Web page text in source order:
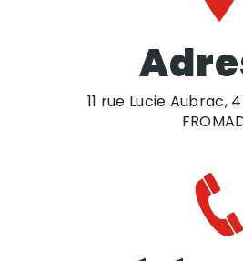
11 rue Lucie Aubrac,